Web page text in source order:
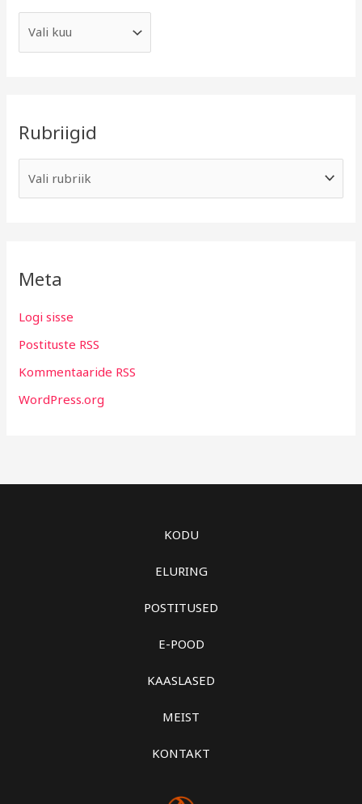
Rubriigid
Meta
Logi sisse
Postituste RSS
Kommentaaride RSS
WordPress.org
KODU
ELURING
POSTITUSED
E-POOD
KAASLASED
MEIST
KONTAKT